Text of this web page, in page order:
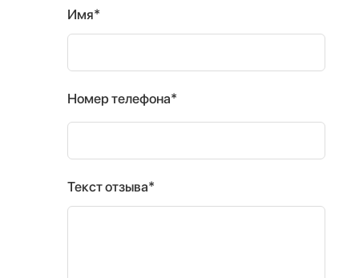
Имя*
Номер телефона*
Текст отзыва*